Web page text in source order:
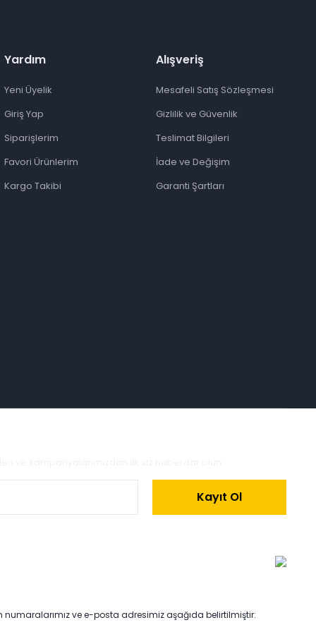
Yardım
Yeni Üyelik
Giriş Yap
Siparişlerim
Favori Ürünlerim
Kargo Takibi
Alışveriş
Mesafeli Satış Sözleşmesi
Gizlilik ve Güvenlik
Teslimat Bilgileri
İade ve Değişim
Garanti Şartları
Kayıt Ol
numaralarımız ve e-posta adresimiz aşağıda belirtilmiştir: